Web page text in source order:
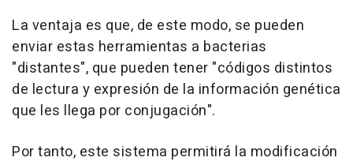
La ventaja es que, de este modo, se pueden
enviar estas herramientas a bacterias
"distantes", que pueden tener "códigos distintos
de lectura y expresión de la información genética
que les llega por conjugación".
Por tanto, este sistema permitirá la modificación